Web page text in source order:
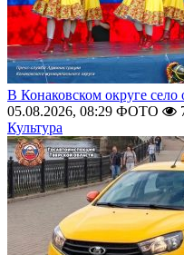
В Конаковском округе село
05.08.2026, 08:29 ФОТО
Культура